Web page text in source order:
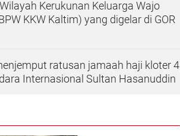
Kerukunan Keluarga Wajo
KKW Kaltim) yang digelar di GOR
ratusan jamaah haji kloter 4
Internasional Sultan Hasanuddin